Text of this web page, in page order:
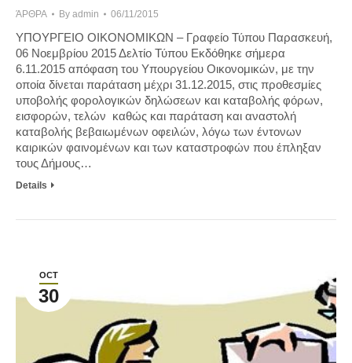
ΆΡΘΡΑ By admin 06/11/2015
ΥΠΟΥΡΓΕΙΟ ΟΙΚΟΝΟΜΙΚΩΝ – Γραφείο Τύπου Παρασκευή,
06 Νοεμβρίου 2015 Δελτίο Τύπου Εκδόθηκε σήμερα
6.11.2015 απόφαση του Υπουργείου Οικονομικών, με την
οποία δίνεται παράταση μέχρι 31.12.2015, στις προθεσμίες
υποβολής φορολογικών δηλώσεων και καταβολής φόρων,
εισφορών, τελών καθώς και παράταση και αναστολή
καταβολής βεβαιωμένων οφειλών, λόγω των έντονων
καιρικών φαινομένων και των καταστροφών που έπληξαν
τους Δήμους…
Details
OCT
30